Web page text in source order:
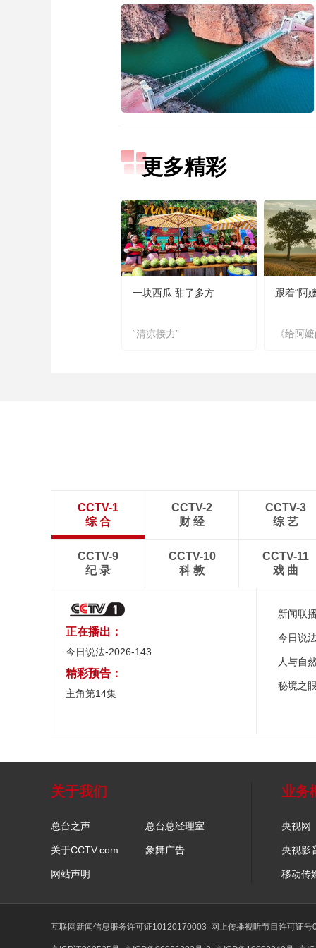
更多精彩
一块西瓜 甜了多方
“清凉接力”
跟着“阿
《给阿
CCTV-1
综 合
CCTV-2
财 经
CCTV-3
综 艺
CCTV-9
纪 录
CCTV-10
科 教
CCTV-11
戏 曲
正在播出：
今日说法-2026-143
精彩预告：
主角第14集
新闻联
今日说
人与自
秘境之
关于我们
总台之声 总台总经理室
关于CCTV.com 象舞广告
网站声明
业务
央视网
央视影
移动传
互联网新闻信息服务许可证10120170003 网上传播视听节目许可证